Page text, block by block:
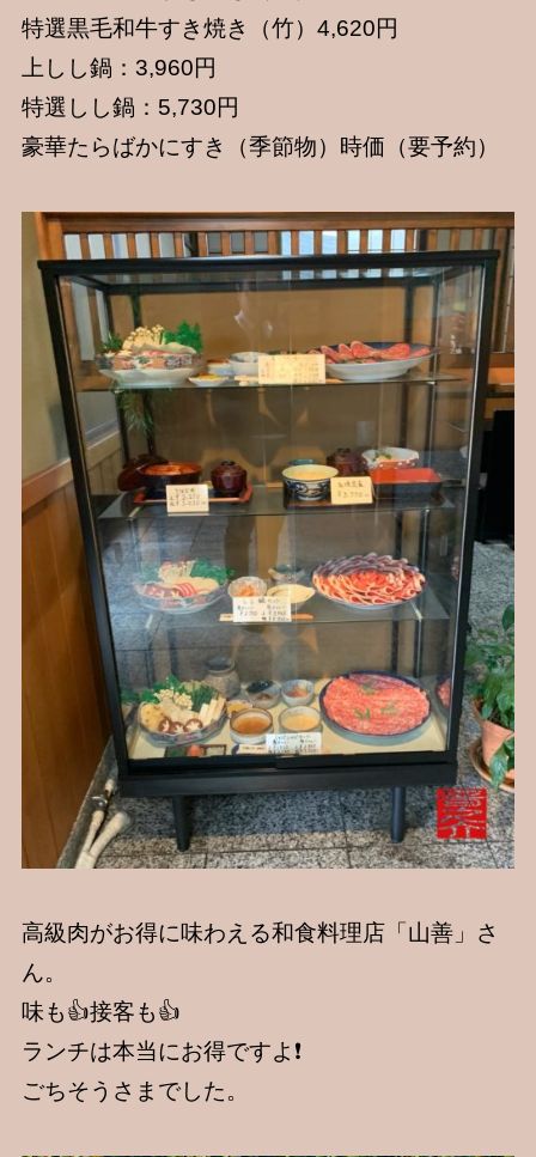
特選黒毛和牛すき焼き（竹）4,620円
上しし鍋：3,960円
特選しし鍋：5,730円
豪華たらばかにすき（季節物）時価（要予約）
高級肉がお得に味わえる和食料理店「山善」さ
ん。
味も👍接客も👍
ランチは本当にお得ですよ❗️
ごちそうさまでした。